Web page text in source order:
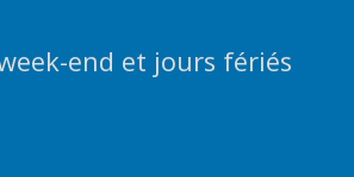
end et jours fériés